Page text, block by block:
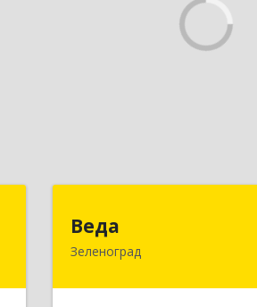
Веда
Зеленоград124683, Москва г,